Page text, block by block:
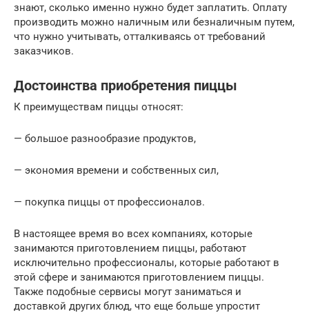
знают, сколько именно нужно будет заплатить. Оплату
производить можно наличным или безналичным путем,
что нужно учитывать, отталкиваясь от требований
заказчиков.
Достоинства приобретения пиццы
К преимуществам пиццы относят:
— большое разнообразие продуктов,
— экономия времени и собственных сил,
— покупка пиццы от профессионалов.
В настоящее время во всех компаниях, которые
занимаются приготовлением пиццы, работают
исключительно профессионалы, которые работают в
этой сфере и занимаются приготовлением пиццы.
Также подобные сервисы могут заниматься и
доставкой других блюд, что еще больше упростит